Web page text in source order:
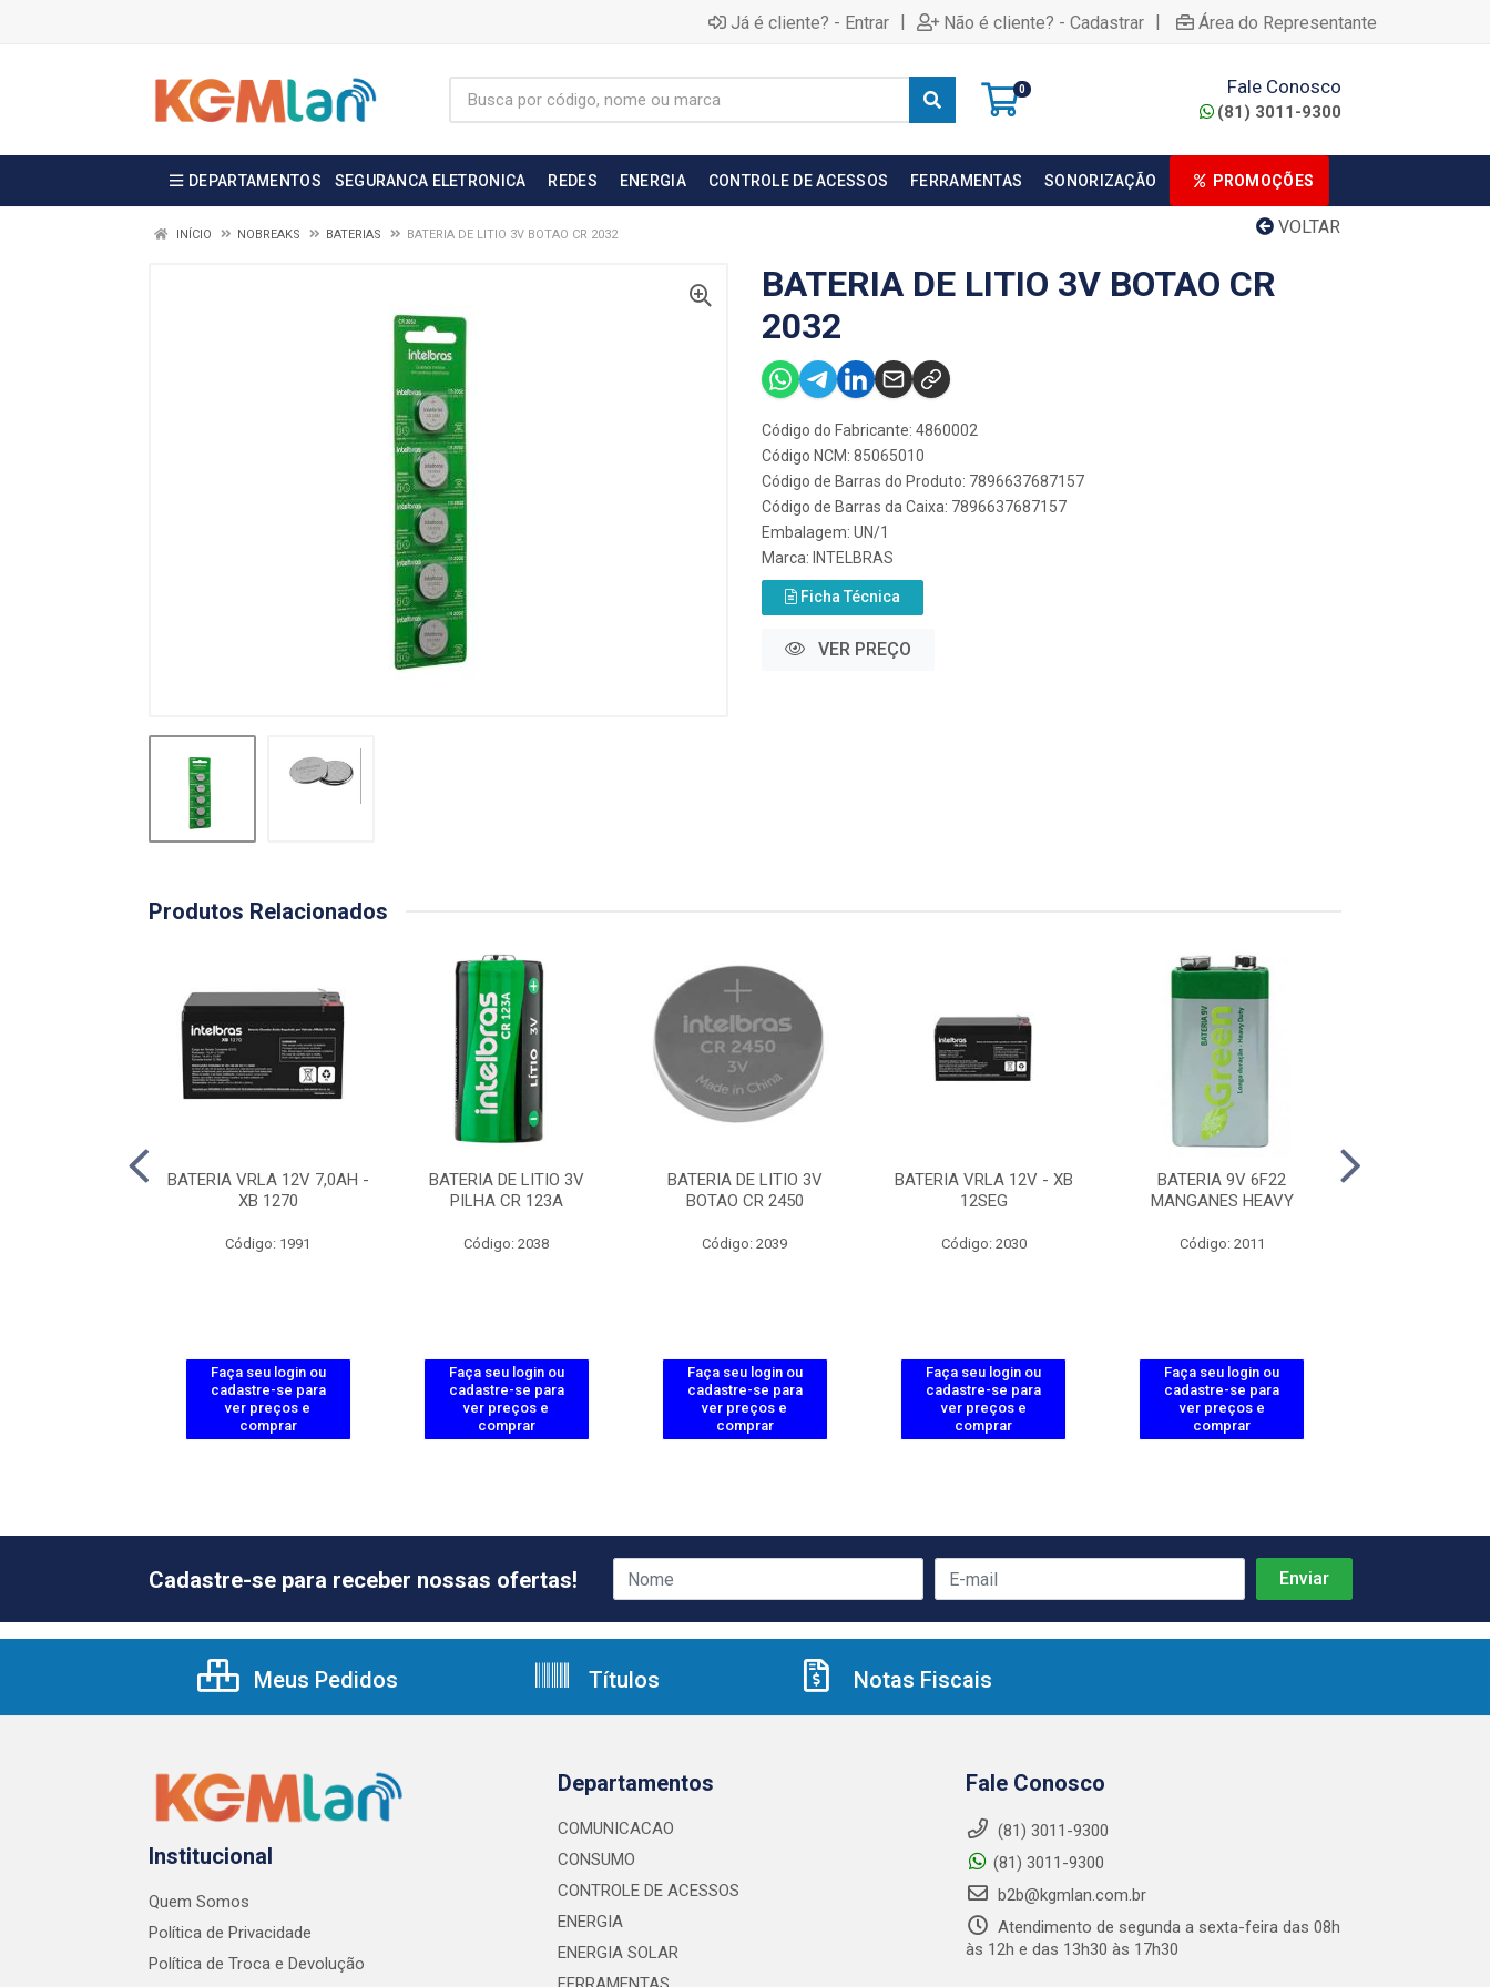
Já é cliente? - Entrar | Não é cliente? - Cadastrar | Área do Representante
0 Fale Conosco
(81) 3011-9300
DEPARTAMENTOS SEGURANCA ELETRONICA REDES ENERGIA CONTROLE DE ACESSOS FERRAMENTAS SONORIZAÇÃO PROMOÇÕES
VOLTAR
INÍCIO NOBREAKS BATERIAS BATERIA DE LITIO 3V BOTAO CR 2032
BATERIA DE LITIO 3V BOTAO CR
2032
Código do Fabricante: 4860002
Código NCM: 85065010
Código de Barras do Produto: 7896637687157
Código de Barras da Caixa: 7896637687157
Embalagem: UN/1
Marca: INTELBRAS
Ficha Técnica
VER PREÇO
Produtos Relacionados
BATERIA VRLA 12V 7,0AH -
XB 1270
Código: 1991
Faça seu login ou
cadastre-se para
ver preços e
comprar
BATERIA DE LITIO 3V
PILHA CR 123A
Código: 2038
Faça seu login ou
cadastre-se para
ver preços e
comprar
BATERIA DE LITIO 3V
BOTAO CR 2450
Código: 2039
Faça seu login ou
cadastre-se para
ver preços e
comprar
BATERIA VRLA 12V - XB
12SEG
Código: 2030
Faça seu login ou
cadastre-se para
ver preços e
comprar
BATERIA 9V 6F22
MANGANES HEAVY
Código: 2011
Faça seu login ou
cadastre-se para
ver preços e
comprar
Cadastre-se para receber nossas ofertas!
Meus Pedidos Títulos Notas Fiscais
Institucional
Quem Somos
Política de Privacidade
Política de Troca e Devolução
Departamentos
COMUNICACAO
CONSUMO
CONTROLE DE ACESSOS
ENERGIA
ENERGIA SOLAR
Fale Conosco
(81) 3011-9300
(81) 3011-9300
b2b@kgmlan.com.br
Atendimento de segunda a sexta-feira das 08h
às 12h e das 13h30 às 17h30